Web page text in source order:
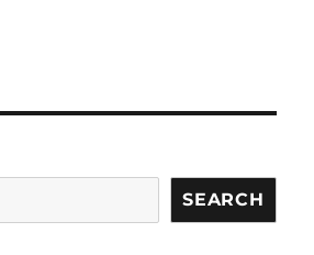
SEARCH